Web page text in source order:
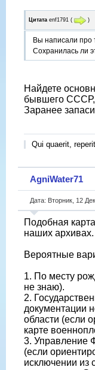
Цитата enf1791 ( )
Вы написали про
Сохранилась ли
Найдете
бывшего СССР,
Заранее
Qui quaerit, reperit
AgniWater71
Дата: Вторник, 12
Подобная
наших архивах.
Вероятные
1. По месту
не знаю).
2.
документации
области (если
карте
3. Управление
(если
исключении из